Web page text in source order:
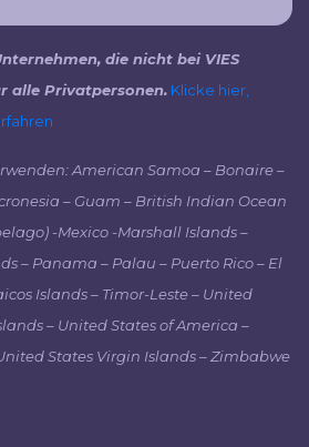
die nicht bei VIES
alle Privatpersonen. Klicke hier,
American Samoa – Bonaire –
– Guam – British Indian Ocean
-Mexico -Marshall Islands –
– Panama – Palau – Puerto Rico – El
Islands – Timor-Leste – United
– United States of America –
States Virgin Islands – Zimbabwe